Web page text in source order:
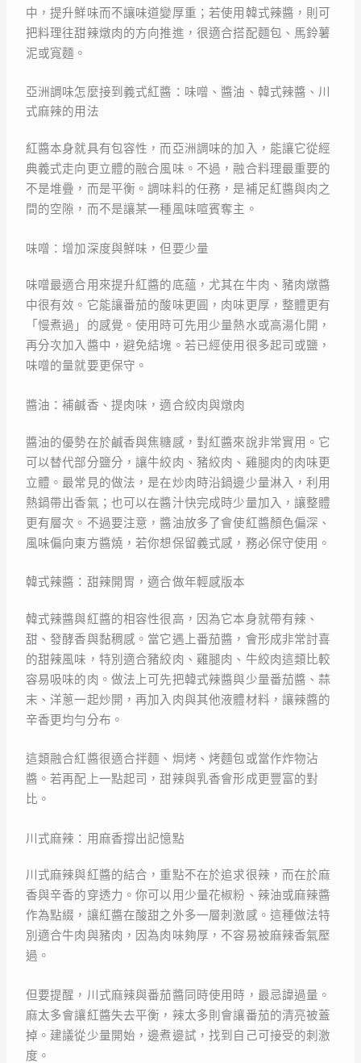
中，提升鮮味而不讓味道變厚重；若使用韓式辣醬，則可
把料理往甜辣燉肉的方向推進，很適合搭配麵包、馬鈴薯
泥或寬麵。
亞洲調味怎麼接到義式紅醬：味噌、醬油、韓式辣醬、川
式麻辣的用法
紅醬本身就具有包容性，而亞洲調味的加入，能讓它從經
典義式走向更立體的融合風味。不過，融合料理最重要的
不是堆疊，而是平衡。調味料的任務，是補足紅醬與肉之
間的空隙，而不是讓某一種風味喧賓奪主。
味噌：增加深度與鮮味，但要少量
味噌最適合用來提升紅醬的底蘊，尤其在牛肉、豬肉燉醬
中很有效。它能讓番茄的酸味更圓，肉味更厚，整體更有
「慢煮過」的感覺。使用時可先用少量熱水或高湯化開，
再分次加入醬中，避免結塊。若已經使用很多起司或鹽，
味噌的量就要更保守。
醬油：補鹹香、提肉味，適合絞肉與燉肉
醬油的優勢在於鹹香與焦糖感，對紅醬來說非常實用。它
可以替代部分鹽分，讓牛絞肉、豬絞肉、雞腿肉的肉味更
立體。最常見的做法，是在炒肉時沿鍋邊少量淋入，利用
熱鍋帶出香氣；也可以在醬汁快完成時少量加入，讓整體
更有層次。不過要注意，醬油放多了會使紅醬顏色偏深、
風味偏向東方醬燒，若你想保留義式感，務必保守使用。
韓式辣醬：甜辣開胃，適合做年輕感版本
韓式辣醬與紅醬的相容性很高，因為它本身就帶有辣、
甜、發酵香與黏稠感。當它遇上番茄醬，會形成非常討喜
的甜辣風味，特別適合豬絞肉、雞腿肉、牛絞肉這類比較
容易吸味的肉。做法上可先把韓式辣醬與少量番茄醬、蒜
末、洋蔥一起炒開，再加入肉與其他液體材料，讓辣醬的
辛香更均勻分布。
這類融合紅醬很適合拌麵、焗烤、烤麵包或當作炸物沾
醬。若再配上一點起司，甜辣與乳香會形成更豐富的對
比。
川式麻辣：用麻香撐出記憶點
川式麻辣與紅醬的結合，重點不在於追求很辣，而在於麻
香與辛香的穿透力。你可以用少量花椒粉、辣油或麻辣醬
作為點綴，讓紅醬在酸甜之外多一層刺激感。這種做法特
別適合牛肉與豬肉，因為肉味夠厚，不容易被麻辣香氣壓
過。
但要提醒，川式麻辣與番茄醬同時使用時，最忌諱過量。
麻太多會讓紅醬失去平衡，辣太多則會讓番茄的清亮被蓋
掉。建議從少量開始，邊煮邊試，找到自己可接受的刺激
度。